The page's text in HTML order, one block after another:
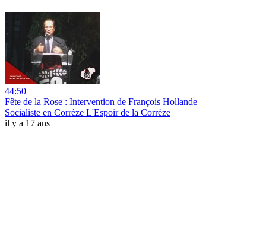
44:50
Fête de la Rose : Intervention de François Hollande
Socialiste en Corrèze L'Espoir de la Corrèze
il y a 17 ans